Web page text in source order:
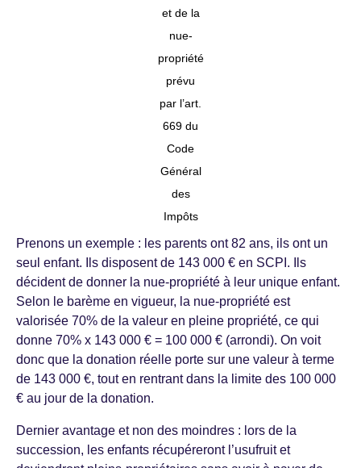
et de la
nue-
propriété
prévu
par l’art.
669 du
Code
Général
des
Impôts
Prenons un exemple : les parents ont 82 ans, ils ont un
seul enfant. Ils disposent de 143 000 € en SCPI. Ils
décident de donner la nue-propriété à leur unique enfant.
Selon le barème en vigueur, la nue-propriété est
valorisée 70% de la valeur en pleine propriété, ce qui
donne 70% x 143 000 € = 100 000 € (arrondi). On voit
donc que la donation réelle porte sur une valeur à terme
de 143 000 €, tout en rentrant dans la limite des 100 000
€ au jour de la donation.
Dernier avantage et non des moindres : lors de la
succession, les enfants récupéreront l’usufruit et